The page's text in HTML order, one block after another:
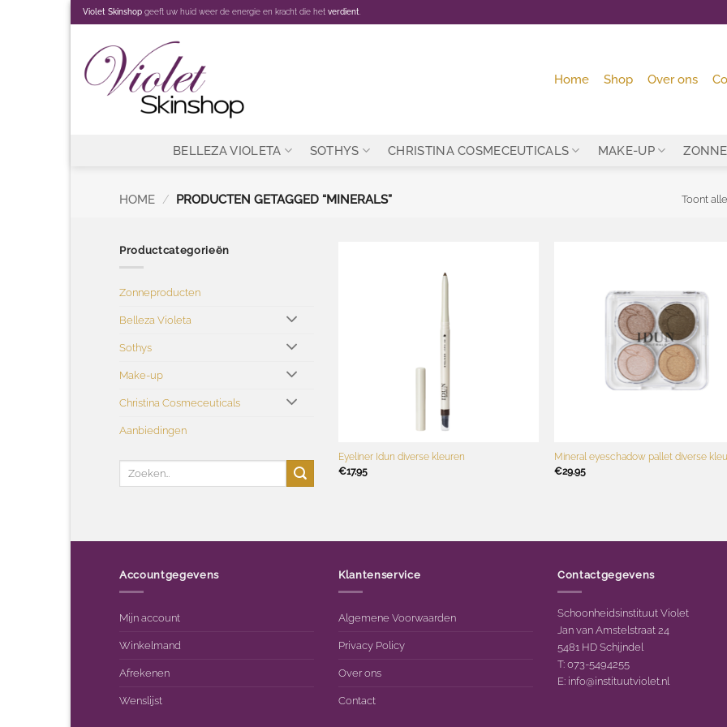
naar
Violet Skinshop geeft uw huid weer de energie en kracht die het verdient
Home Shop Over ons
BELLEZA VIOLETA SOTHYS CHRISTINA COSMECEUTICALS MAKE-UP
HOME / PRODUCTEN GETAGGED “MINERALS” Toont
Productcategorieën
Zonneproducten
Belleza Violeta
Sothys
Make-up
Christina Cosmeceuticals
Aanbiedingen
Zoeken
Eyeliner Idun diverse kleuren
€17.95
Mineral eyeschadow pallet diverse
€29.95
Accountgegevens
Mijn account
Winkelmand
Afrekenen
Wenslijst
Klantenservice
Algemene Voorwaarden
Privacy Policy
Over ons
Contact
Contactgegevens
Schoonheidsinstituut Violet
Jan van Amstelstraat 24
5481 HD Schijndel
T: 073-5494255
E: info@instituutviolet.nl